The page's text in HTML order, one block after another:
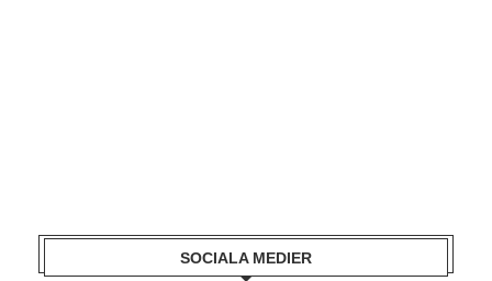
SOCIALA MEDIER